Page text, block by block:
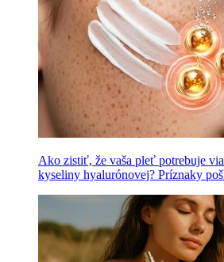
Ako zistiť, že vaša pleť potrebuje
kyseliny hyalurónovej? Príznaky